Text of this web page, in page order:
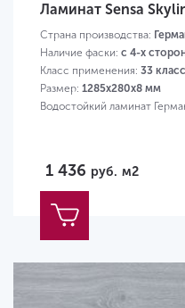
Ламинат Sensa
Страна производства:
Наличие фаски: с 4-х
Класс применения: 33 класс
Размер: 1285х280х8 мм
Водостойкий ламинат
1 436 руб. м2